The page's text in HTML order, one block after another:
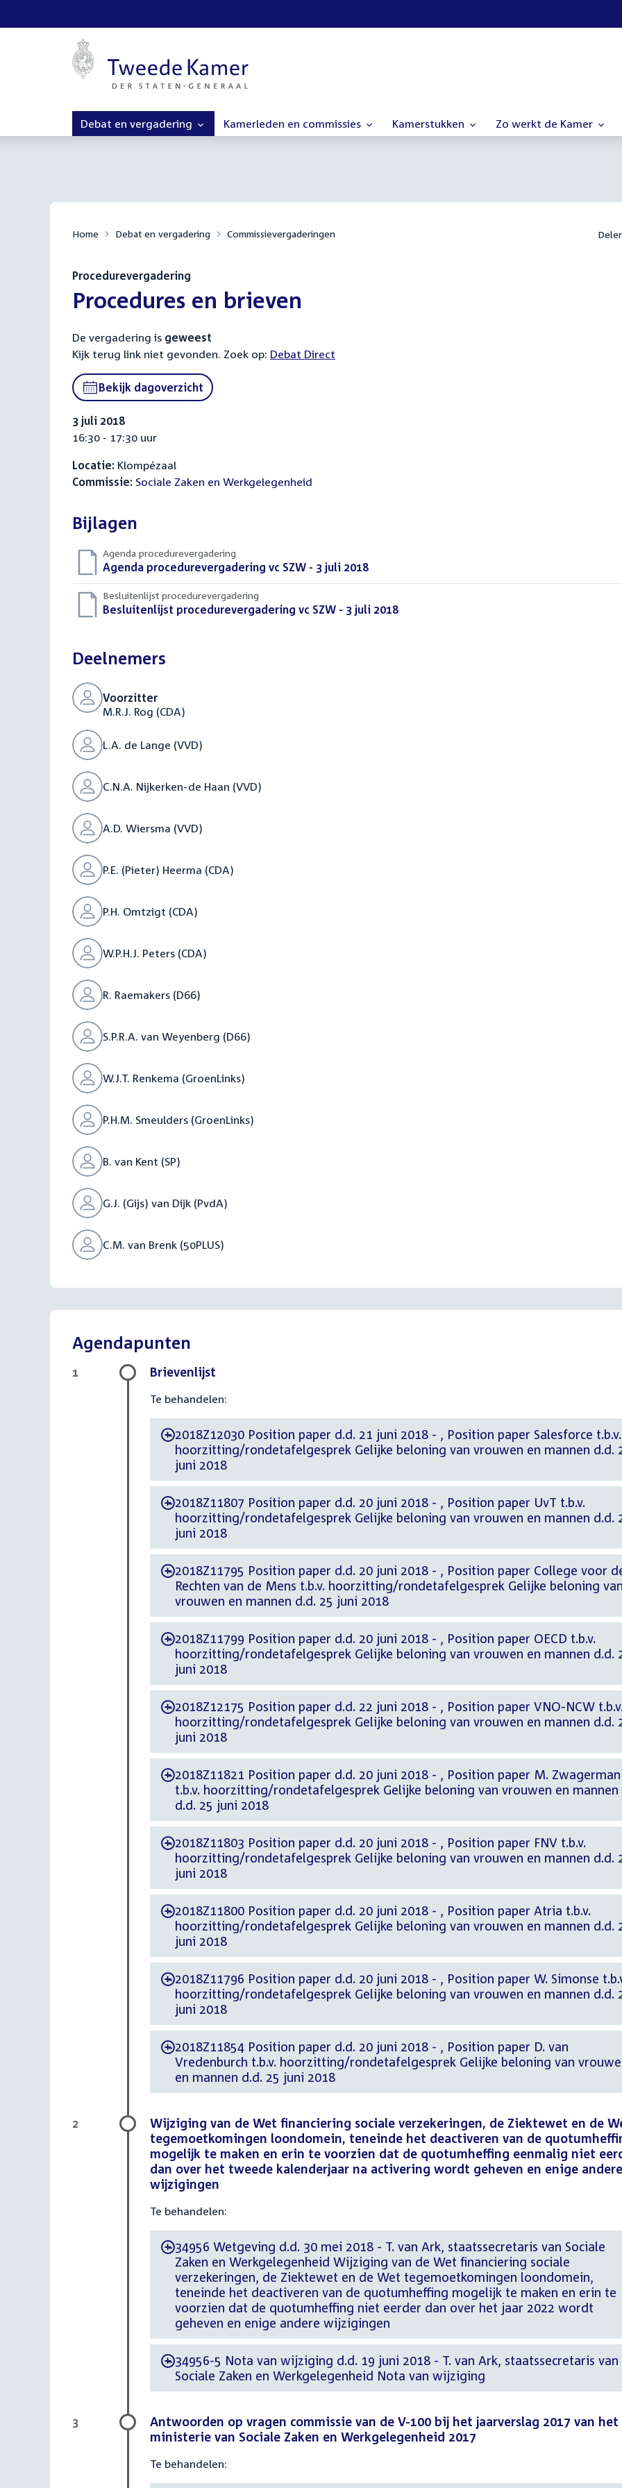
Debat en vergadering Kamerleden en commissies Kamerstukken Zo werkt de Kamer
Home Debat en vergadering Commissievergaderingen
Procedurevergadering
:Procedures en brieven
De vergadering is geweest
Kijk terug link niet gevonden. Zoek op: Debat Direct
Bekijk dagoverzicht
3 juli 2018
16:30 - 17:30 uur
Locatie: Klompézaal
Commissie: Sociale Zaken en Werkgelegenheid
Bijlagen
Agenda procedurevergadering
Download
bestand:
Agenda procedurevergadering vc SZW - 3 juli 2018
Besluitenlijst procedurevergadering
Download
Besluitenlijst procedurevergadering vc SZW - 3 juli 2018
Deelnemers
Voorzitter
M.R.J. Rog (CDA)
L.A. de Lange (VVD)
C.N.A. Nijkerken-de Haan (VVD)
A.D. Wiersma (VVD)
P.E. (Pieter) Heerma (CDA)
P.H. Omtzigt (CDA)
W.P.H.J. Peters (CDA)
R. Raemakers (D66)
S.P.R.A. van Weyenberg (D66)
W.J.T. Renkema (GroenLinks)
P.H.M. Smeulders (GroenLinks)
B. van Kent (SP)
G.J. (Gijs) van Dijk (PvdA)
C.M. van Brenk (50PLUS)
Agendapunten
Brievenlijst
Te behandelen:
-2018Z12030 Position paper d.d. 21 juni 2018 - , Position paper Salesforce t.b.v.
hoorzitting/rondetafelgesprek Gelijke beloning van vrouwen en mannen d.d.
juni 2018
-2018Z11807 Position paper d.d. 20 juni 2018 - , Position paper UvT t.b.v.
hoorzitting/rondetafelgesprek Gelijke beloning van vrouwen en mannen d.d.
juni 2018
-2018Z11795 Position paper d.d. 20 juni 2018 - , Position paper College voor de
Rechten van de Mens t.b.v. hoorzitting/rondetafelgesprek Gelijke beloning van
vrouwen en mannen d.d. 25 juni 2018
-2018Z11799 Position paper d.d. 20 juni 2018 - , Position paper OECD t.b.v.
hoorzitting/rondetafelgesprek Gelijke beloning van vrouwen en mannen d.d.
juni 2018
-2018Z12175 Position paper d.d. 22 juni 2018 - , Position paper VNO-NCW t.b.v.
hoorzitting/rondetafelgesprek Gelijke beloning van vrouwen en mannen d.d.
juni 2018
-2018Z11821 Position paper d.d. 20 juni 2018 - , Position paper M. Zwagerman
t.b.v. hoorzitting/rondetafelgesprek Gelijke beloning van vrouwen en mannen
d.d. 25 juni 2018
-2018Z11803 Position paper d.d. 20 juni 2018 - , Position paper FNV t.b.v.
hoorzitting/rondetafelgesprek Gelijke beloning van vrouwen en mannen d.d.
juni 2018
-2018Z11800 Position paper d.d. 20 juni 2018 - , Position paper Atria t.b.v.
hoorzitting/rondetafelgesprek Gelijke beloning van vrouwen en mannen d.d.
juni 2018
-2018Z11796 Position paper d.d. 20 juni 2018 - , Position paper W. Simonse t.b.v.
hoorzitting/rondetafelgesprek Gelijke beloning van vrouwen en mannen d.d.
juni 2018
-2018Z11854 Position paper d.d. 20 juni 2018 - , Position paper D. van
Vredenburch t.b.v. hoorzitting/rondetafelgesprek Gelijke beloning van
en mannen d.d. 25 juni 2018
1
Wijziging van de Wet financiering sociale verzekeringen, de Ziektewet en de
tegemoetkomingen loondomein, teneinde het deactiveren van de
mogelijk te maken en erin te voorzien dat de quotumheffing eenmalig niet
dan over het tweede kalenderjaar na activering wordt geheven en enige andere
wijzigingen
Te behandelen:
-34956 Wetgeving d.d. 30 mei 2018 - T. van Ark, staatssecretaris van Sociale
Zaken en Werkgelegenheid Wijziging van de Wet financiering sociale
verzekeringen, de Ziektewet en de Wet tegemoetkomingen loondomein,
teneinde het deactiveren van de quotumheffing mogelijk te maken en erin te
voorzien dat de quotumheffing niet eerder dan over het jaar 2022 wordt
geheven en enige andere wijzigingen
-34956-5 Nota van wijziging d.d. 19 juni 2018 - T. van Ark, staatssecretaris van
Sociale Zaken en Werkgelegenheid Nota van wijziging
2
Antwoorden op vragen commissie van de V-100 bij het jaarverslag 2017 van het
ministerie van Sociale Zaken en Werkgelegenheid 2017
Te behandelen:
3